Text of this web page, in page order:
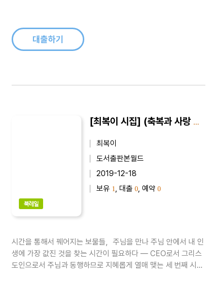
하여 승리를 쟁취한 믿음의..
대출하기
북레일
[최복이 시집] (축복과 사랑 시) 때론 시간이 필요하다 : 최복이 제8시집
최복이
도서출판본월드
2019-12-18
보유 1 , 대출 0 , 예약 0
시간을 통해서 꿰어지는 보물들，주님을 만나 주님 안에서 내 인
생에 가장 값진 것을 찾는 시간이 필요하다 ― CEO로서 그리스
도인으로서 주님과 동행하므로 지혜롭게 열매 맺는 세 번째 시집